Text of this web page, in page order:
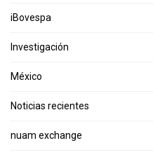
iBovespa
Investigación
México
Noticias recientes
nuam exchange